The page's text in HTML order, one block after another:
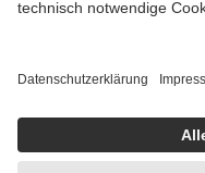
getroffen, um
https://help.etrusted.com/
Einige Bilder und Inhalte